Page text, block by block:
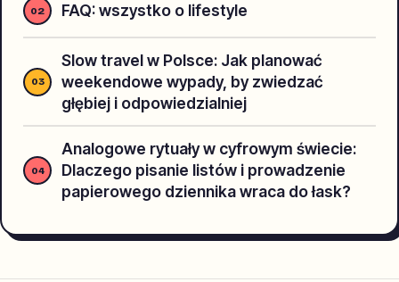
FAQ: wszystko o lifestyle
Slow travel w Polsce: Jak planować
weekendowe wypady, by zwiedzać
głębiej i odpowiedzialniej
Analogowe rytuały w cyfrowym świecie:
Dlaczego pisanie listów i prowadzenie
papierowego dziennika wraca do łask?